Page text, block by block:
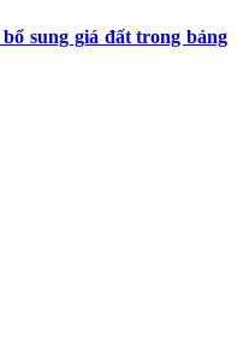
sung giá đất trong bảng